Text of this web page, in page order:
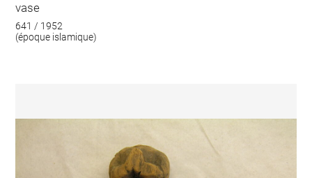
vase
641 / 1952
(époque islamique)